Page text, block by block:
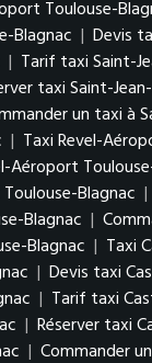
Toulouse-
Blagnac | Devis
| Tarif taxi Saint-
taxi Saint-
un taxi à
| Taxi Revel-
Aéroport
Blagnac |
Blagnac |
Blagnac | Taxi
| Devis taxi
| Tarif taxi
| Réserver taxi
| Commander